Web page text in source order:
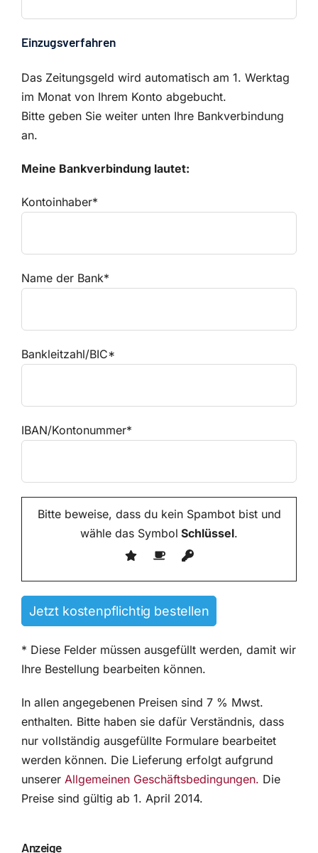
Einzugsverfahren
Das Zeitungsgeld wird automatisch am 1. Werktag
im Monat von Ihrem Konto abgebucht.
Bitte geben Sie weiter unten Ihre Bankverbindung
an.
Meine Bankverbindung lautet:
Kontoinhaber*
Name der Bank*
Bankleitzahl/BIC*
IBAN/Kontonummer*
Bitte beweise, dass du kein Spambot bist und
wähle das Symbol Schlüssel.
* Diese Felder müssen ausgefüllt werden, damit wir
Ihre Bestellung bearbeiten können.
In allen angegebenen Preisen sind 7 % Mwst.
enthalten. Bitte haben sie dafür Verständnis, dass
nur vollständig ausgefüllte Formulare bearbeitet
werden können. Die Lieferung erfolgt aufgrund
unserer Allgemeinen Geschäftsbedingungen. Die
Preise sind gültig ab 1. April 2014.
Anzeige